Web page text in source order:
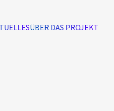
ÜBER DAS PROJEKT